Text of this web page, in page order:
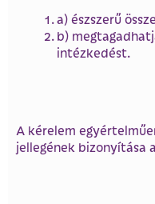
a) észszerű
b)
intézkedést.
A kérelem
jellegének bizonyítása